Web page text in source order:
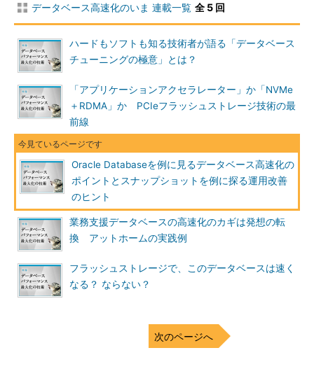
使ったSLOBワークロードにおけるパフォーマンス検証結果
から、ExtremIOにおける「一貫性のあるI/O待機時間」を示
した
「オールフラッシュによりOracle Database環境の大幅なパフ
た、独自のスナップショット機能によりデータベースのスナップ
ショットを瞬時に作成できるため、本番環境だけではなく、その
コピーを使った開発／テスト環境やDWH環境を統合して、容量
効率を最大限に高めることができる」（杉山氏）
XtremIOによるデータベースのスナップショット取得のイメ
データベースの標準機能を使った診断とその成
データベース高速化のいま 連載一覧 全 5 回
ハードもソフトも知る技術者が語る「データベース
チューニングの極意」とは？
「アプリケーションアクセラレーター」か「NVMe
＋RDMA」か PCIeフラッシュストレージ技術の最
前線
Oracle Databaseを例に見るデータベース高速化の
ポイントとスナップショットを例に探る運用改善
のヒント
業務支援データベースの高速化のカギは発想の転
換 アットホームの実践例
フラッシュストレージで、このデータベースは速く
なる？ ならない？
次のページへ